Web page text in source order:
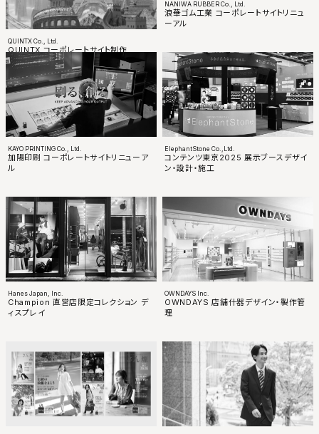
QUINTX Co., Ltd.
QUINTX コーポレートサイト制作
NANIWA RUBBER Co., Ltd.
浪華ゴム工業 コーポレートサイトリニュ
ーアル
KAYO PRINTING Co., Ltd.
加陽印刷 コーポレートサイトリニューア
ル
ElephantStone Co.,Ltd.
コンテンツ東京2025 展示ブースデザイ
ン・設計・施工
Hanes Japan, Inc.
Champion 直営店限定コレクション デ
ィスプレイ
OWNDAYS Inc.
OWNDAYS 店舗什器デザイン・製作管
理